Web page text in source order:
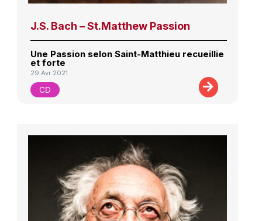
J.S. Bach – St.Matthew Passion
Une Passion selon Saint-Matthieu recueillie
et forte
29 Avr 2021
CD